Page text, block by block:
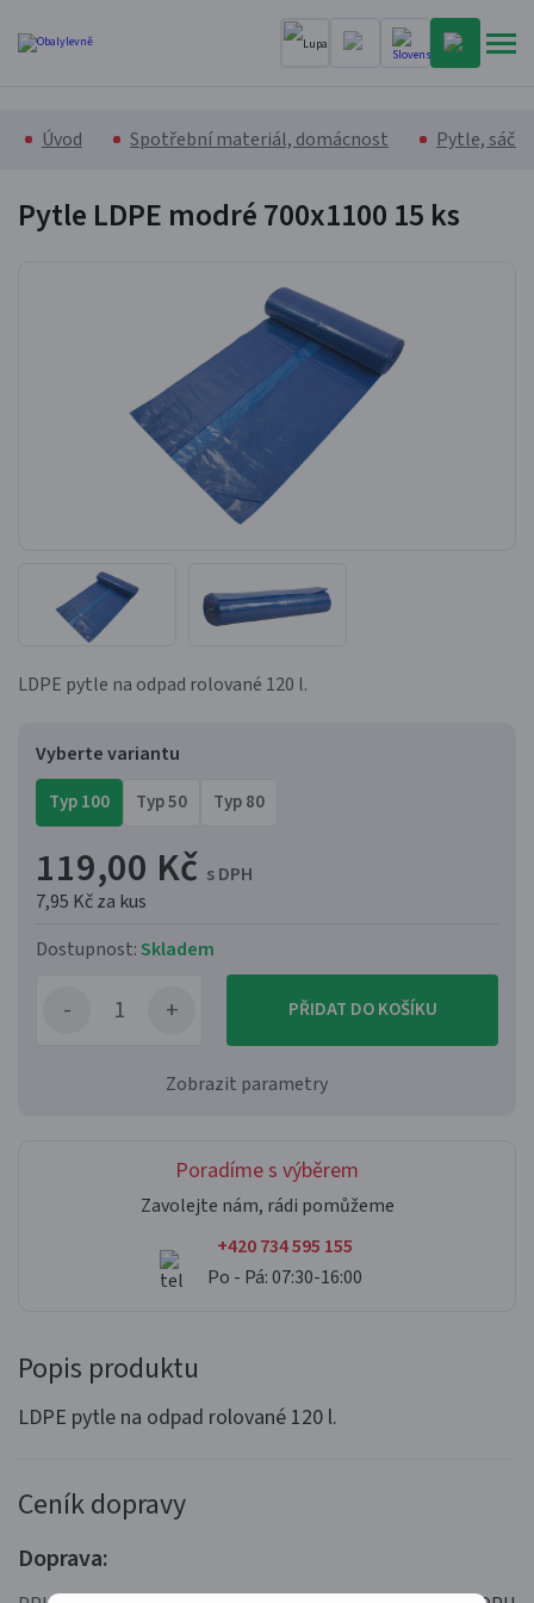
Úvod Spotřební materiál, domácnost Pytle,
Pytle LDPE modré 700x1100 15 ks
LDPE pytle na odpad rolované 120 l.
Vyberte variantu
Typ 100 Typ 50 Typ 80
119,00 Kč s DPH
7,95 Kčza kus
Dostupnost:Skladem
PŘIDAT DO KOŠÍKU
Zobrazit parametry
Poradíme s výběrem
Zavolejte nám, rádi pomůžeme
+420 734 595 155
Po - Pá: 07:30-16:00
Popis produktu
LDPE pytle na odpad rolované 120 l.
Ceník dopravy
Doprava: